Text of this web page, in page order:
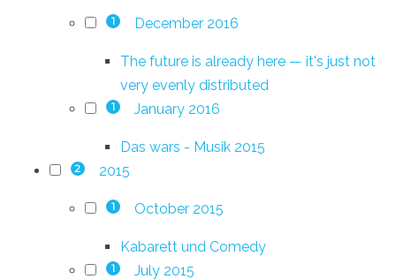
1 December 2016
The future is already here — it's just not
very evenly distributed
1 January 2016
Das wars - Musik 2015
2 2015
1 October 2015
Kabarett und Comedy
1 July 2015